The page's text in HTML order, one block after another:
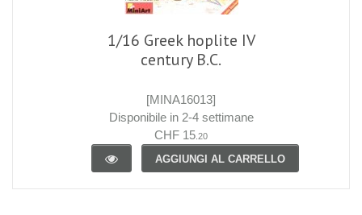
1/16 Greek hoplite IV
century B.C.
[MINA16013]
Disponibile in 2-4 settimane
CHF 15 .20
AGGIUNGI AL CARRELLO